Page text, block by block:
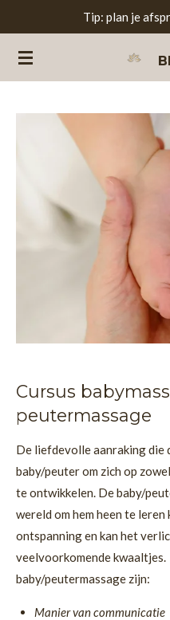
naar
de
Tip: plan je
Cursus
peutermassage
De liefdevolle aanraking die
baby/peuter om zich op
te ontwikkelen. De baby/
wereld om hem heen te
ontspanning en kan het
veelvoorkomende
baby/peutermassage zijn:
Manier van communicatie